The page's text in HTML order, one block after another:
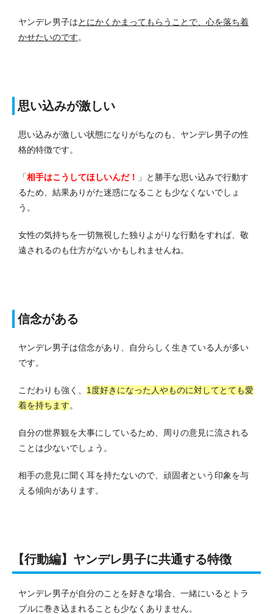
ヤンデレ男子はとにかくかまってもらうことで、心を落ち着
かせたいのです。
思い込みが激しい
思い込みが激しい状態になりがちなのも、ヤンデレ男子の性
格的特徴です。
「相手はこうしてほしいんだ！
」と勝手な思い込みで行動す
るため、結果ありがた迷惑になることも少なくないでしょ
う。
女性の気持ちを一切無視した独りよがりな行動をすれば、敬
遠されるのも仕方がないかもしれませんね。
信念がある
ヤンデレ男子は信念があり、自分らしく生きている人が多い
です。
こだわりも強く、 1度好きになった人やものに対してとても愛
着を持ちます。
自分の世界観を大事にしているため、周りの意見に流される
ことは少ないでしょう。
相手の意見に聞く耳を持たないので、頑固者という印象を与
える傾向があります。
【行動編】ヤンデレ男子に共通する特徴
ヤンデレ男子が自分のことを好きな場合、一緒にいるとトラ
ブルに巻き込まれることも少なくありません。